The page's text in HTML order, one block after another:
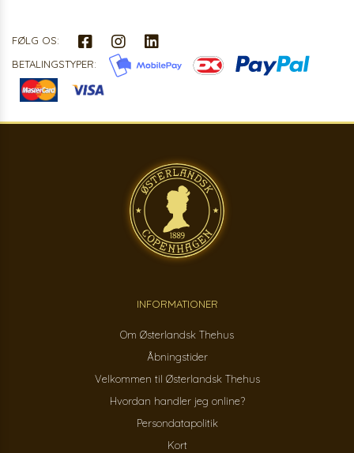
FØLG OS:
BETALINGSTYPER:
INFORMATIONER
Om Østerlandsk Thehus
Åbningstider
Velkommen til Østerlandsk Thehus
Hvordan handler jeg online?
Persondatapolitik
Kort